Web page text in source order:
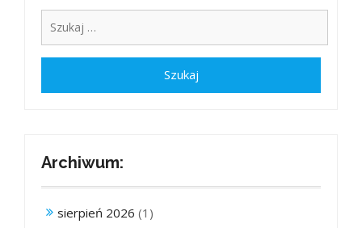
Archiwum:
sierpień 2026 (1)